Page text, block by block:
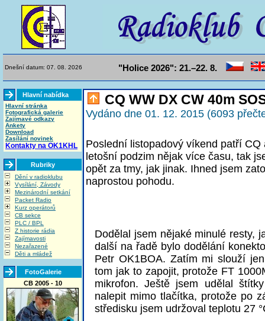
Dnešní datum: 07. 08. 2026 "Holice 2026": 21.–22. 8.
Hlavní nabídka
Hlavní stránka
Fotografická galerie
Zajímavé odkazy
Ankety
Download
Zasílání novinek
Kontakty na OK1KHL
Rubriky
Dění v radioklubu
Vysílání, Závody
Mezinárodní setkání
Packet Radio
Kurz operátorů
CB sekce
PLC / BPL
Z historie rádia
Zajímavosti
Nezařazené
Děti a mládež
FotoGalerie
CB 2005 - 10
CQ WW DX CW 40m
Vydáno dne 01. 12. 2015 (6093
Poslední listopadový víkend patří
letošní podzim nějak více času, tak
opět za tmy, jak jinak. Ihned jsem
naprostou pohodu.
Dodělal jsem nějaké minulé resty,
další na řadě bylo dodělání
Petr OK1BOA. Zatím mi slouží
tom jak to zapojit, protože FT
mikrofon. Ještě jsem udělal
nalepit mimo tlačítka, protože po
středisku jsem udržoval teplotu 27